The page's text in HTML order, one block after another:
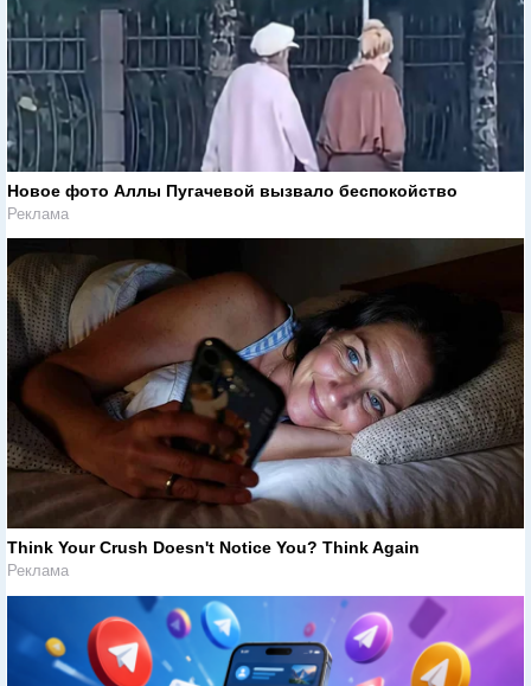
Новое фото Аллы Пугачевой вызвало беспокойство
Реклама
Think Your Crush Doesn't Notice You? Think Again
Реклама